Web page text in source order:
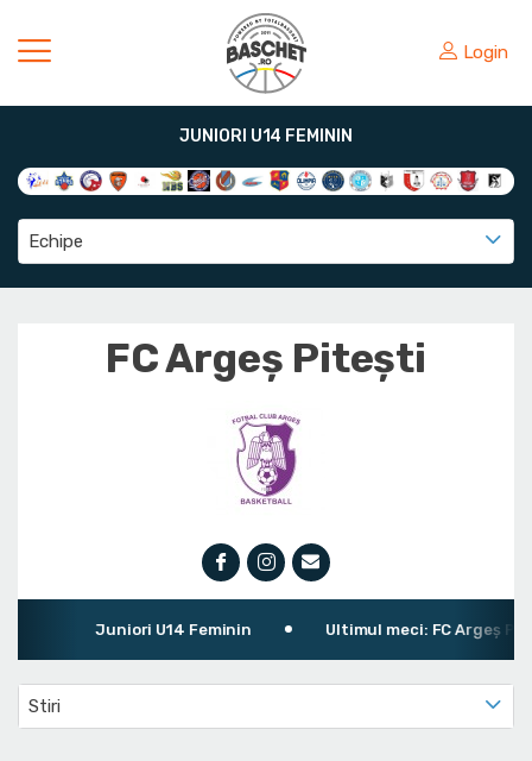
Login
JUNIORI U14 FEMININ
Echipe
FC Argeș Pitești
Juniori U14 Feminin Ultimul meci: FC Argeș Pitești
Stiri